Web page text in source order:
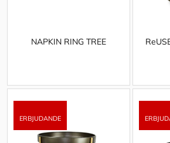
NAPKIN RING TREE